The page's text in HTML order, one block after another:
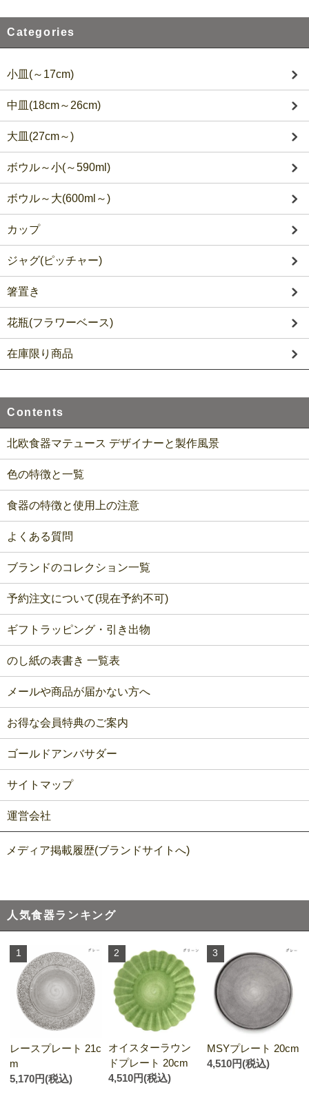
Categories
小皿(～17cm)
中皿(18cm～26cm)
大皿(27cm～)
ボウル～小(～590ml)
ボウル～大(600ml～)
カップ
ジャグ(ピッチャー)
箸置き
花瓶(フラワーベース)
在庫限り商品
Contents
北欧食器マテュース デザイナーと製作風景
色の特徴と一覧
食器の特徴と使用上の注意
よくある質問
ブランドのコレクション一覧
予約注文について(現在予約不可)
ギフトラッピング・引き出物
のし紙の表書き 一覧表
メールや商品が届かない方へ
お得な会員特典のご案内
ゴールドアンバサダー
サイトマップ
運営会社
メディア掲載履歴(ブランドサイトへ)
人気食器ランキング
1
レースプレート 21c
m
5,170円(税込)
2
オイスターラウン
ドプレート 20cm
4,510円(税込)
3
MSYプレート 20cm
4,510円(税込)